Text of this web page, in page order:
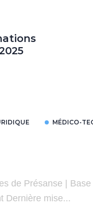
MÉDICO-
de Présanse | Base
Dernière mise...